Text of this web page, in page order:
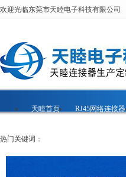
欢迎光临东莞市天睦电子科技有限公司
天睦首页 RJ45网络连接器
热门关键词：